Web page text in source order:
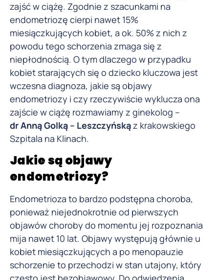
zajść w ciążę. Zgodnie z szacunkami na
endometriozę cierpi nawet 15%
miesiączkujących kobiet, a ok. 50% z nich z
powodu tego schorzenia zmaga się z
niepłodnością. O tym dlaczego w przypadku
kobiet starających się o dziecko kluczowa jest
wczesna diagnoza, jakie są objawy
endometriozy i czy rzeczywiście wyklucza ona
zajście w ciążę rozmawiamy z ginekolog –
dr Anną Golką – Leszczyńskąz krakowskiego
Szpitala na Klinach.
Jakie są objawy
endometriozy?
Endometrioza to bardzo podstępna choroba,
ponieważ niejednokrotnie od pierwszych
objawów choroby do momentu jej rozpoznania
mija nawet 10 lat. Objawy występują głównie u
kobiet miesiączkujących a po menopauzie
schorzenie to przechodzi w stan utajony, który